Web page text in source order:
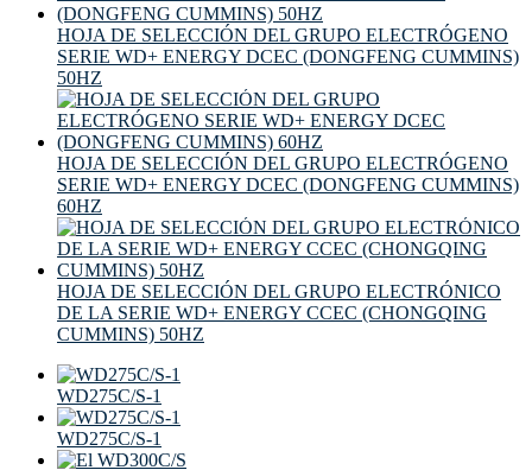
HOJA DE SELECCIÓN DEL GRUPO ELECTRÓGENO
SERIE WD+ ENERGY DCEC (DONGFENG CUMMINS)
50HZ
HOJA DE SELECCIÓN DEL GRUPO ELECTRÓGENO
SERIE WD+ ENERGY DCEC (DONGFENG CUMMINS)
60HZ
HOJA DE SELECCIÓN DEL GRUPO ELECTRÓNICO
DE LA SERIE WD+ ENERGY CCEC (CHONGQING
CUMMINS) 50HZ
WD275C/S-1
WD275C/S-1